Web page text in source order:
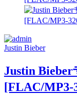
Justin Bieber
Justin Bieber
[FLAC/MP3-